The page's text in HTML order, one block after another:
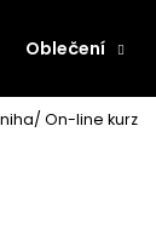
Oblečení
On-line kurz